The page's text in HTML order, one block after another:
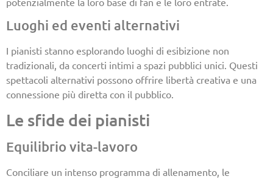
Luoghi ed eventi alternativi
I pianisti stanno esplorando luoghi di esibizione non
tradizionali, da concerti intimi a spazi pubblici unici. Questi
spettacoli alternativi possono offrire libertà creativa e una
connessione più diretta con il pubblico.
Le sfide dei pianisti
Equilibrio vita-lavoro
Conciliare un intenso programma di allenamento, le